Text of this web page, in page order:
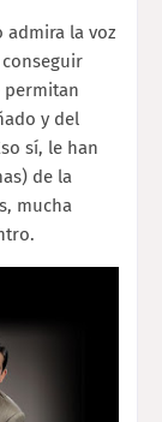
admira la voz
permitan
y del
sí, le han
de la
mucha